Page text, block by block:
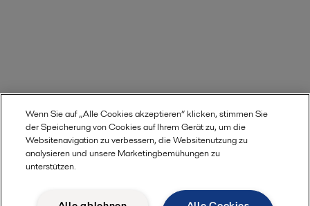
Wenn Sie auf „Alle Cookies akzeptieren“ klicken, stimmen Sie
der Speicherung von Cookies auf Ihrem Gerät zu, um die
Websitenavigation zu verbessern, die Websitenutzung zu
analysieren und unsere Marketingbemühungen zu
unterstützen.